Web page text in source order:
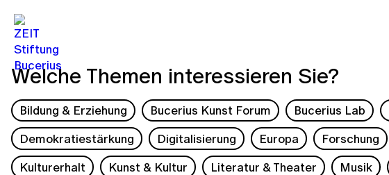
Welche Themen interessieren Sie?
Bildung & Erziehung Bucerius Kunst Forum Bucerius Lab
Demokratiestärkung
Digitalisierung Europa Forschung
Kulturerhalt
Kunst & Kultur Literatur & Theater Musik